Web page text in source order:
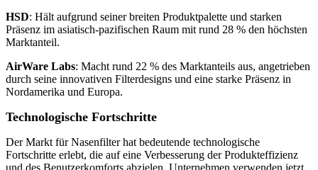
HSD: Hält aufgrund seiner breiten Produktpalette und starken
Präsenz im asiatisch-pazifischen Raum mit rund 28 % den höchsten
Marktanteil.
AirWare Labs: Macht rund 22 % des Marktanteils aus, angetrieben
durch seine innovativen Filterdesigns und eine starke Präsenz in
Nordamerika und Europa.
Technologische Fortschritte
Der Markt für Nasenfilter hat bedeutende technologische
Fortschritte erlebt, die auf eine Verbesserung der Produkteffizienz
und des Benutzerkomforts abzielen. Unternehmen verwenden jetzt